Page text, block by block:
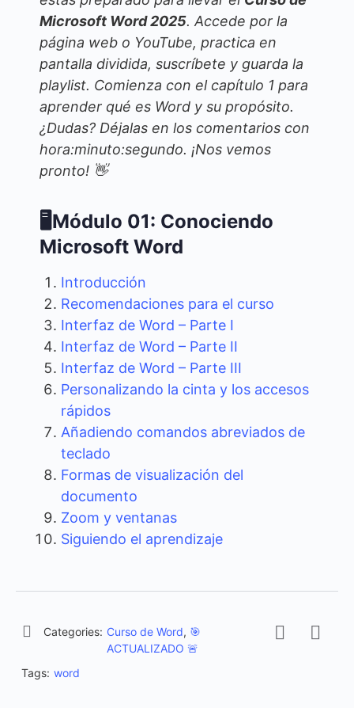
Microsoft Word 2025. Accede por la
página web o YouTube, practica en
pantalla dividida, suscríbete y guarda la
playlist. Comienza con el capítulo 1 para
aprender qué es Word y su propósito.
¿Dudas? Déjalas en los comentarios con
hora:minuto:segundo. ¡Nos vemos
pronto! 👋
🖥️Módulo 01: Conociendo
Microsoft Word
Introducción
Recomendaciones para el curso
Interfaz de Word – Parte I
Interfaz de Word – Parte II
Interfaz de Word – Parte III
Personalizando la cinta y los accesos
rápidos
Añadiendo comandos abreviados de
teclado
Formas de visualización del
documento
Zoom y ventanas
Siguiendo el aprendizaje
Categories: Curso de Word, 🎯
ACTUALIZADO 🚨
Tags: word